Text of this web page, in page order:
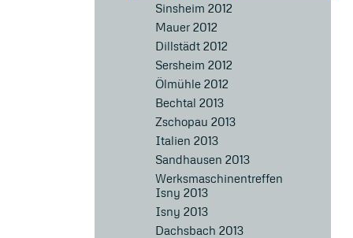
Sinsheim 2012
Mauer 2012
Dillstädt 2012
Sersheim 2012
Ölmühle 2012
Bechtal 2013
Zschopau 2013
Italien 2013
Sandhausen 2013
Werksmaschinentreffen
Isny 2013
Isny 2013
Dachsbach 2013